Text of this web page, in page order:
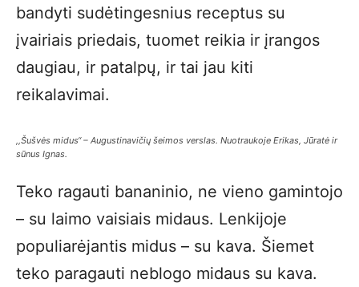
bandyti sudėtingesnius receptus su
įvairiais priedais, tuomet reikia ir įrangos
daugiau, ir patalpų, ir tai jau kiti
reikalavimai.
,,Šušvės midus“ – Augustinavičių šeimos verslas. Nuotraukoje Erikas, Jūratė ir
sūnus Ignas.
Teko ragauti bananinio, ne vieno gamintojo
– su laimo vaisiais midaus. Lenkijoje
populiarėjantis midus – su kava. Šiemet
teko paragauti neblogo midaus su kava.